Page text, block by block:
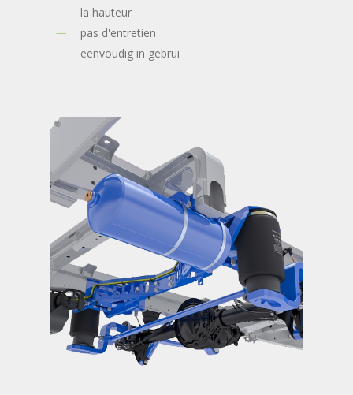
la hauteur
pas d'entretien
eenvoudig in gebrui